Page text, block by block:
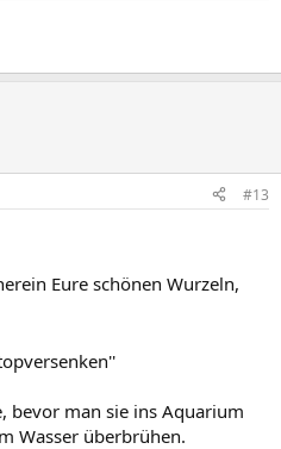
#13
Eure schönen Wurzeln,
bevor man sie ins Aquarium
Wasser überbrühen.